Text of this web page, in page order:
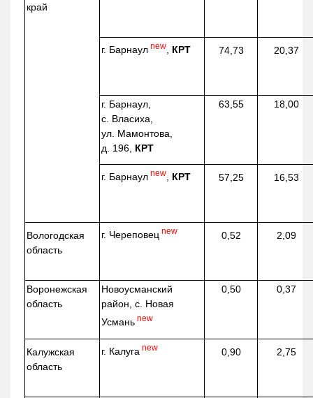
край
г. Барнаул new, КРТ 74,73 20,37
г. Барнаул,
с. Власиха,
ул. Мамонтова,
д. 196, КРТ
63,55 18,00
г. Барнаул new, КРТ 57,25 16,53
Вологодская
область
г. Череповец new 0,52 2,09
Воронежская
область
Новоусманский
район, с. Новая
Усмань new
0,50 0,37
Калужская
область
г. Калуга new 0,90 2,75